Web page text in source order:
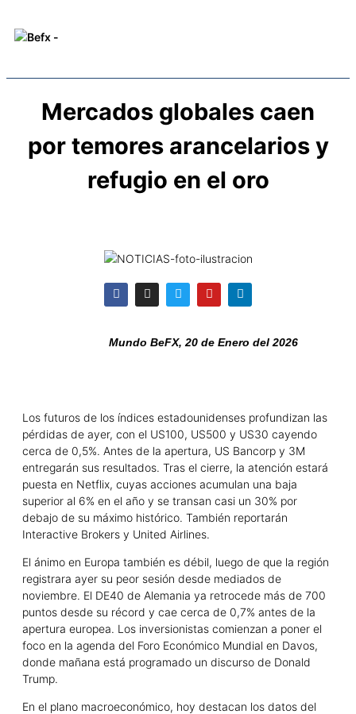
Mercados globales caen
por temores arancelarios y
refugio en el oro
Mundo BeFX, 20 de Enero del 2026
Los futuros de los índices estadounidenses profundizan las
pérdidas de ayer, con el US100, US500 y US30 cayendo
cerca de 0,5%. Antes de la apertura, US Bancorp y 3M
entregarán sus resultados. Tras el cierre, la atención estará
puesta en Netflix, cuyas acciones acumulan una baja
superior al 6% en el año y se transan casi un 30% por
debajo de su máximo histórico. También reportarán
Interactive Brokers y United Airlines.
El ánimo en Europa también es débil, luego de que la región
registrara ayer su peor sesión desde mediados de
noviembre. El DE40 de Alemania ya retrocede más de 700
puntos desde su récord y cae cerca de 0,7% antes de la
apertura europea. Los inversionistas comienzan a poner el
foco en la agenda del Foro Económico Mundial en Davos,
donde mañana está programado un discurso de Donald
Trump.
En el plano macroeconómico, hoy destacan los datos del